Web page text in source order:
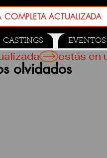
COMPLETA ACTUALIZADA
CASTINGS
olvidados